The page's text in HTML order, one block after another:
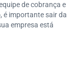
de cobrança e
é importante sair da
empresa está